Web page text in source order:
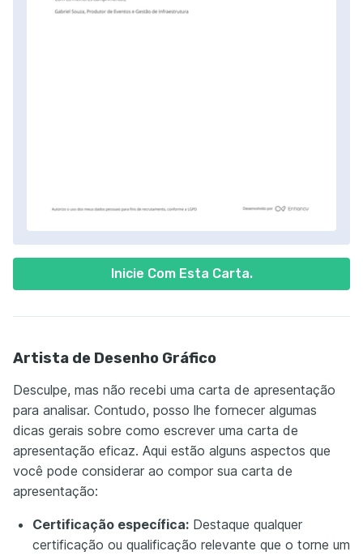
Inicie Com Esta Carta.
Artista de Desenho Gráfico
Desculpe, mas não recebi uma carta de apresentação
para analisar. Contudo, posso lhe fornecer algumas
dicas gerais sobre como escrever uma carta de
apresentação eficaz. Aqui estão alguns aspectos que
você pode considerar ao compor sua carta de
apresentação:
Certificação específica: Destaque qualquer
certificação ou qualificação relevante que o torne um